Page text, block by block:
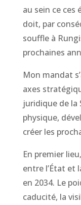
au sein ce ces
doit, par
souffle à
prochaines
Mon mandat
axes
juridique de la
physique,
créer les
En premier
entre l’État et
en 2034. Le
caducité, la